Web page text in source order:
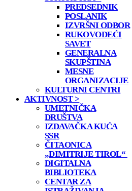
PREDSEDNIK
POSLANIK
IZVRŠNI ODBOR
RUKOVODEĆI
SAVET
GENERALNA
SKUPŠTINA
MESNE
ORGANIZACIJE
KULTURNI CENTRI
AKTIVNOST >
UMETNIČKA
DRUŠTVA
IZDAVAČKA KUĆA
SSR
ČITAONICA
„DIMITRIJE TIROL“
DIGITALNA
BIBLIOTEKA
CENTAR ZA